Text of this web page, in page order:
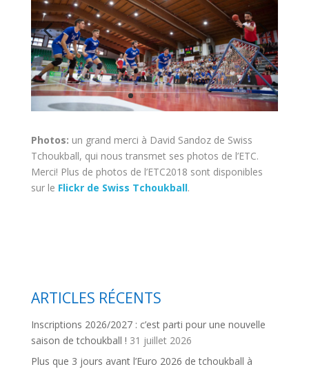
Photos: un grand merci à David Sandoz de Swiss
Tchoukball, qui nous transmet ses photos de l’ETC.
Merci! Plus de photos de l’ETC2018 sont disponibles
sur le Flickr de Swiss Tchoukball.
ARTICLES RÉCENTS
Inscriptions 2026/2027 : c’est parti pour une nouvelle
saison de tchoukball ! 31 juillet 2026
Plus que 3 jours avant l’Euro 2026 de tchoukball à